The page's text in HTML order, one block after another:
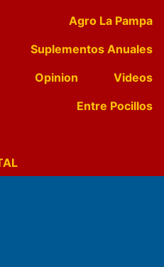
Agro La Pampa
Suplementos Anuales
Opinion
Videos
Entre Pocillos